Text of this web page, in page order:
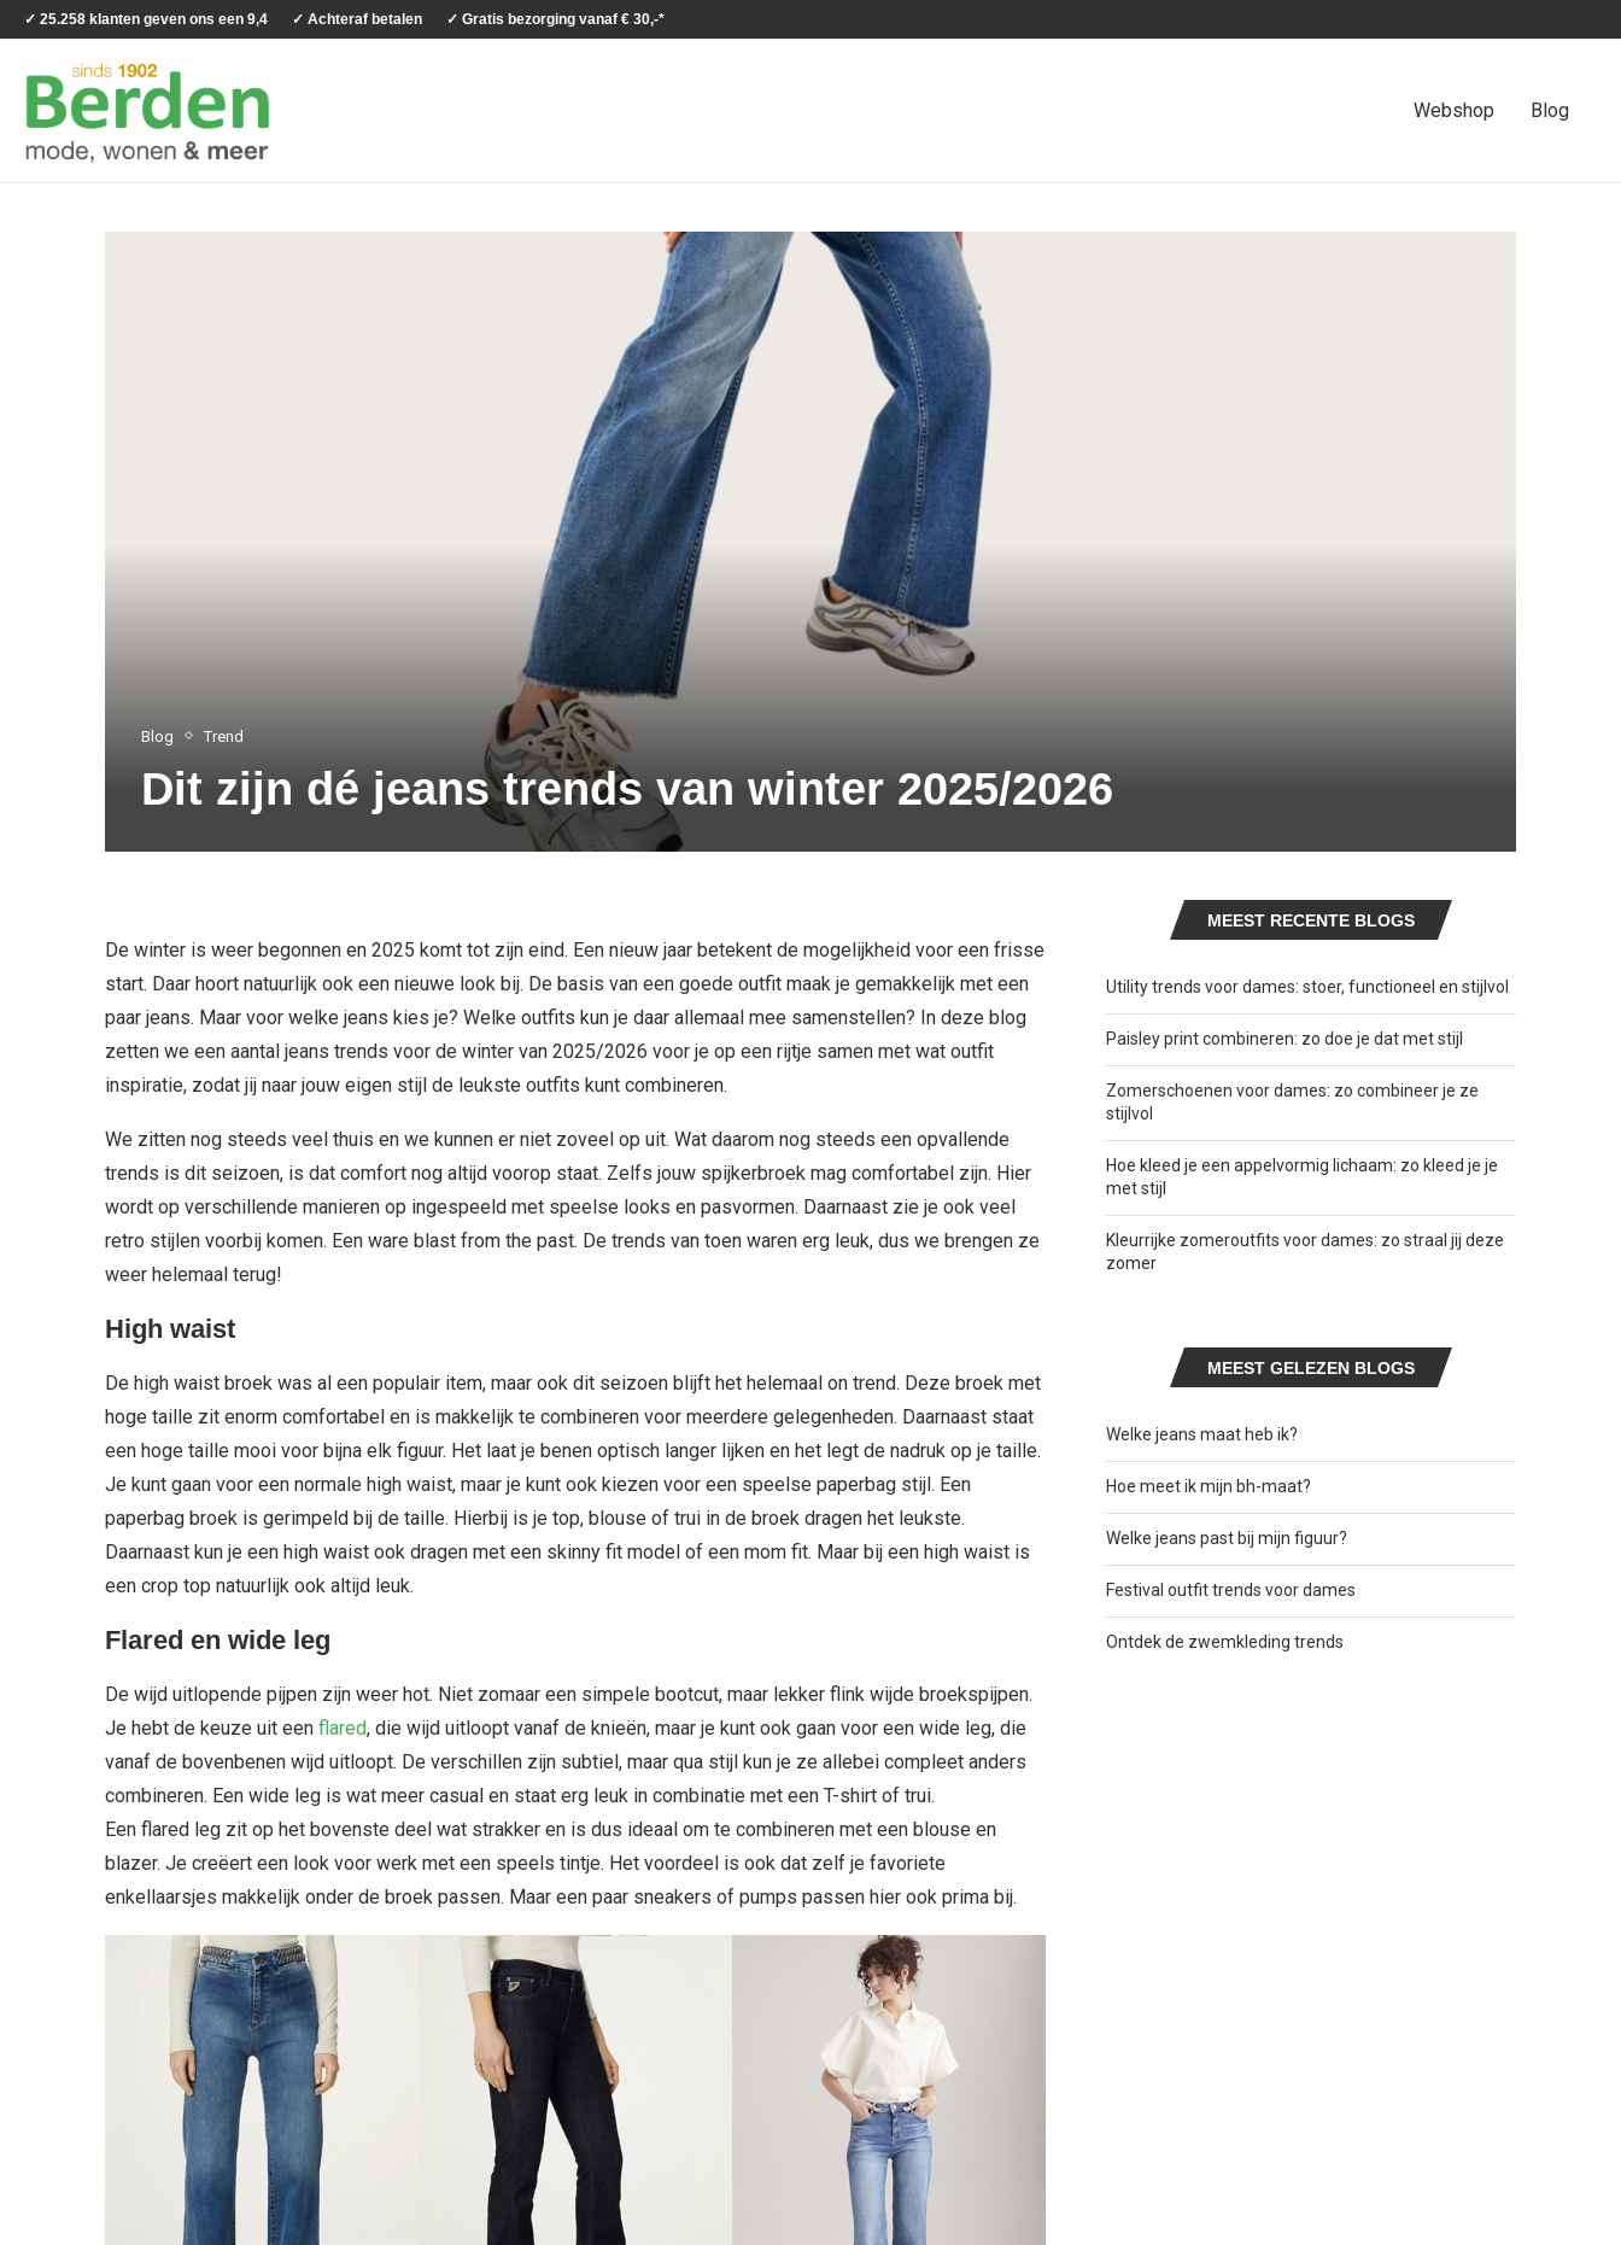
✓ 25.258 klanten geven ons een 9,4 ✓ Achteraf betalen ✓ Gratis bezorging vanaf € 30,-*
Webshop Blog
Blog Trend
Dit zijn dé jeans trends van winter 2025/2026
De winter is weer begonnen en 2025 komt tot zijn eind. Een nieuw jaar betekent de mogelijkheid voor een frisse
start. Daar hoort natuurlijk ook een nieuwe look bij. De basis van een goede outfit maak je gemakkelijk met een
paar jeans. Maar voor welke jeans kies je? Welke outfits kun je daar allemaal mee samenstellen? In deze blog
zetten we een aantal jeans trends voor de winter van 2025/2026 voor je op een rijtje samen met wat outfit
inspiratie, zodat jij naar jouw eigen stijl de leukste outfits kunt combineren.
We zitten nog steeds veel thuis en we kunnen er niet zoveel op uit. Wat daarom nog steeds een opvallende
trends is dit seizoen, is dat comfort nog altijd voorop staat. Zelfs jouw spijkerbroek mag comfortabel zijn. Hier
wordt op verschillende manieren op ingespeeld met speelse looks en pasvormen. Daarnaast zie je ook veel
retro stijlen voorbij komen. Een ware blast from the past. De trends van toen waren erg leuk, dus we brengen ze
weer helemaal terug!
High waist
De high waist broek was al een populair item, maar ook dit seizoen blijft het helemaal on trend. Deze broek met
hoge taille zit enorm comfortabel en is makkelijk te combineren voor meerdere gelegenheden. Daarnaast staat
een hoge taille mooi voor bijna elk figuur. Het laat je benen optisch langer lijken en het legt de nadruk op je taille.
Je kunt gaan voor een normale high waist, maar je kunt ook kiezen voor een speelse paperbag stijl. Een
paperbag broek is gerimpeld bij de taille. Hierbij is je top, blouse of trui in de broek dragen het leukste.
Daarnaast kun je een high waist ook dragen met een skinny fit model of een mom fit. Maar bij een high waist is
een crop top natuurlijk ook altijd leuk.
Flared en wide leg
De wijd uitlopende pijpen zijn weer hot. Niet zomaar een simpele bootcut, maar lekker flink wijde broekspijpen.
Je hebt de keuze uit een flared, die wijd uitloopt vanaf de knieën, maar je kunt ook gaan voor een wide leg, die
vanaf de bovenbenen wijd uitloopt. De verschillen zijn subtiel, maar qua stijl kun je ze allebei compleet anders
combineren. Een wide leg is wat meer casual en staat erg leuk in combinatie met een T-shirt of trui.
Een flared leg zit op het bovenste deel wat strakker en is dus ideaal om te combineren met een blouse en
blazer. Je creëert een look voor werk met een speels tintje. Het voordeel is ook dat zelf je favoriete
enkellaarsjes makkelijk onder de broek passen. Maar een paar sneakers of pumps passen hier ook prima bij.
MEEST RECENTE BLOGS
Utility trends voor dames: stoer, functioneel en stijlvol
Paisley print combineren: zo doe je dat met stijl
Zomerschoenen voor dames: zo combineer je ze
stijlvol
Hoe kleed je een appelvormig lichaam: zo kleed je je
met stijl
Kleurrijke zomeroutfits voor dames: zo straal jij deze
zomer
MEEST GELEZEN BLOGS
Welke jeans maat heb ik?
Hoe meet ik mijn bh-maat?
Welke jeans past bij mijn figuur?
Festival outfit trends voor dames
Ontdek de zwemkleding trends